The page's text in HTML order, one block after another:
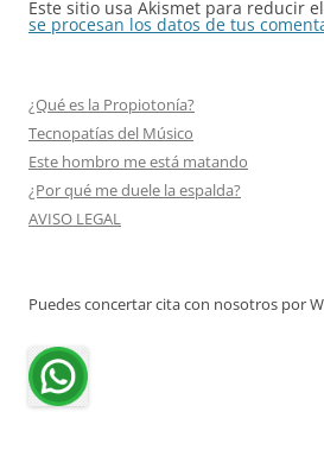
Este sitio usa Akismet para reducir
se procesan los datos de tus
¿Qué es la Propiotonía?
Tecnopatías del Músico
Este hombro me está matando
¿Por qué me duele la espalda?
AVISO LEGAL
Puedes concertar cita con nosotros por